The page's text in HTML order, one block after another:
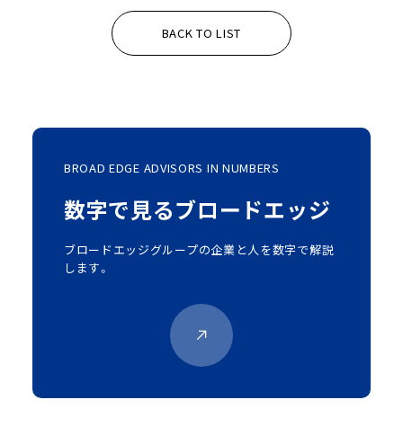
BACK TO LIST
BROAD EDGE ADVISORS IN NUMBERS
数字で見るブロードエッジ
ブロードエッジグループの企業と人を数字で解説
します。